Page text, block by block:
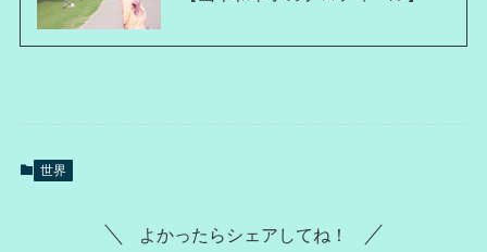
世界
よかったらシェアしてね！